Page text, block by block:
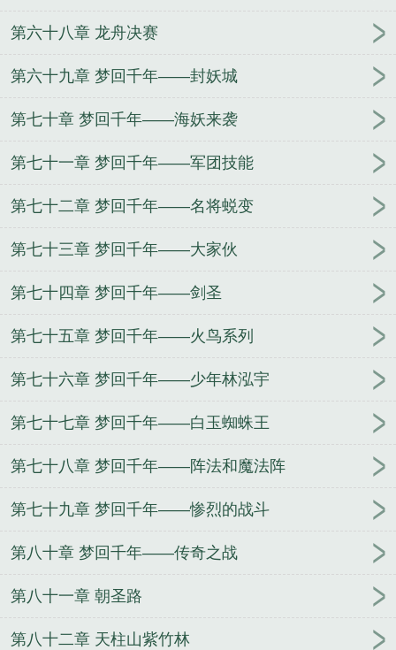
第六十八章 龙舟决赛
第六十九章 梦回千年——封妖城
第七十章 梦回千年——海妖来袭
第七十一章 梦回千年——军团技能
第七十二章 梦回千年——名将蜕变
第七十三章 梦回千年——大家伙
第七十四章 梦回千年——剑圣
第七十五章 梦回千年——火鸟系列
第七十六章 梦回千年——少年林泓宇
第七十七章 梦回千年——白玉蜘蛛王
第七十八章 梦回千年——阵法和魔法阵
第七十九章 梦回千年——惨烈的战斗
第八十章 梦回千年——传奇之战
第八十一章 朝圣路
第八十二章 天柱山紫竹林